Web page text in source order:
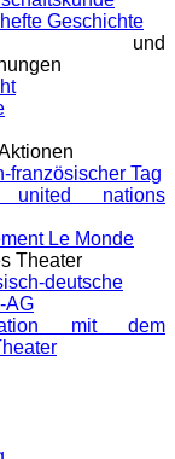
Geschichte
und
französischer Tag
united nations
Le Monde
Theater
deutsche
AG
mit dem